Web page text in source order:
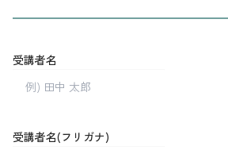
受講者名
受講者名(フリガナ)